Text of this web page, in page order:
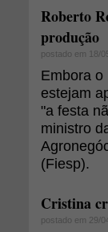
Roberto
produção
postado em 18/
Embora
estejam
"a festa
ministro
(Fiesp).
Cristina
postado em 29/